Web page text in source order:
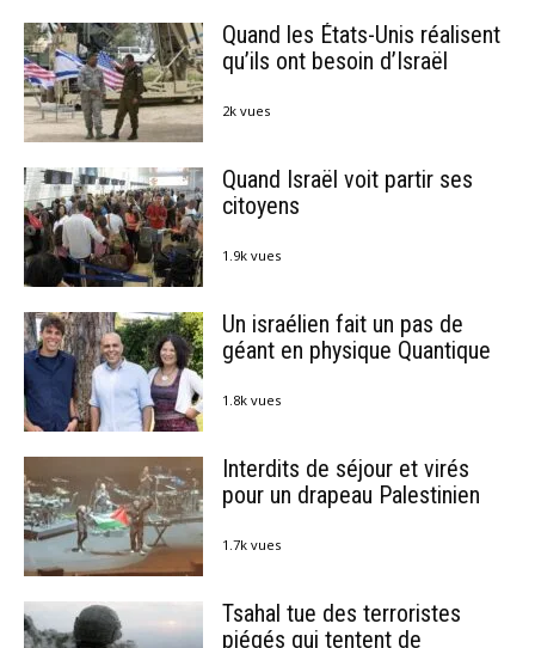
Quand les États-Unis réalisent
qu’ils ont besoin d’Israël
2k vues
Quand Israël voit partir ses
citoyens
1.9k vues
Un israélien fait un pas de
géant en physique Quantique
1.8k vues
Interdits de séjour et virés
pour un drapeau Palestinien
1.7k vues
Tsahal tue des terroristes
piégés qui tentent de